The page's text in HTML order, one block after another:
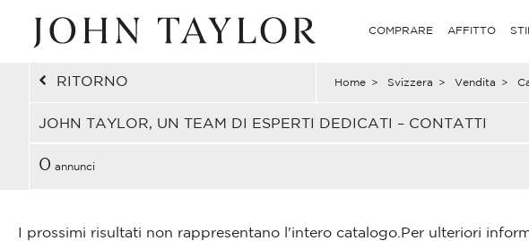
COMPRARE AFFITTO
RITORNO Home > Svizzera > Vendita >
JOHN TAYLOR, UN TEAM DI ESPERTI DEDICATI – CONTATTI
0 annunci
I prossimi risultati non rappresentano l'intero catalogo. Per ulteriori